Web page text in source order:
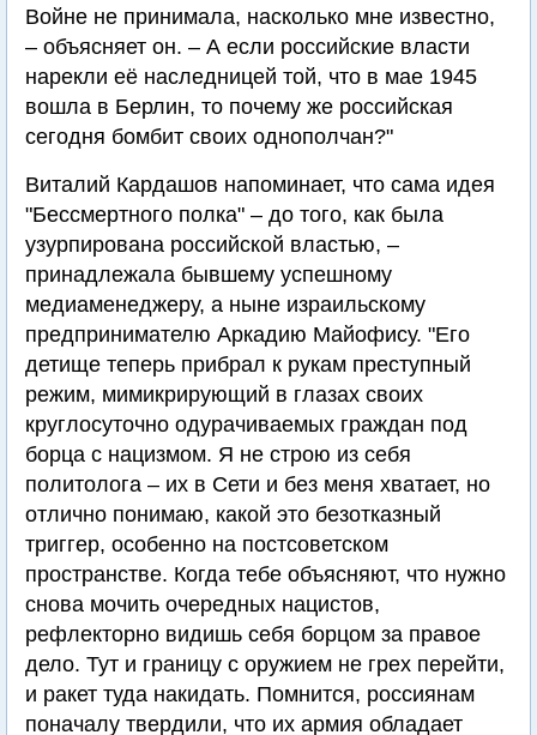
Войне не принимала, насколько мне известно,
– объясняет он. – А если российские власти
нарекли её наследницей той, что в мае 1945
вошла в Берлин, то почему же российская
сегодня бомбит своих однополчан?"
Виталий Кардашов напоминает, что сама идея
"Бессмертного полка" – до того, как была
узурпирована российской властью, –
принадлежала бывшему успешному
медиаменеджеру, а ныне израильскому
предпринимателю Аркадию Майофису. "Его
детище теперь прибрал к рукам преступный
режим, мимикрирующий в глазах своих
круглосуточно одурачиваемых граждан под
борца с нацизмом. Я не строю из себя
политолога – их в Сети и без меня хватает, но
отлично понимаю, какой это безотказный
триггер, особенно на постсоветском
пространстве. Когда тебе объясняют, что нужно
снова мочить очередных нацистов,
рефлекторно видишь себя борцом за правое
дело. Тут и границу с оружием не грех перейти,
и ракет туда накидать. Помнится, россиянам
поначалу твердили, что их армия обладает